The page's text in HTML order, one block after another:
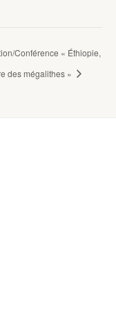
Conférence « Éthiopie,
des mégalithes »